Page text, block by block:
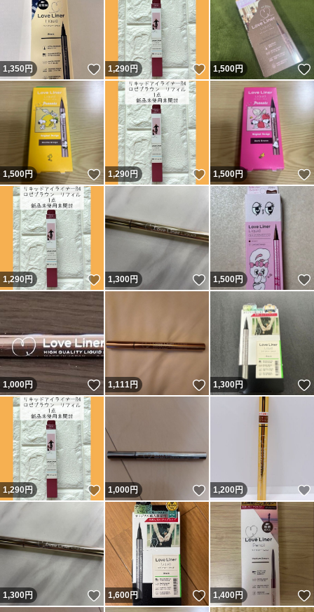
1,350円 いいね！
1,290円 いいね！
1,500円
1,500円 いいね！
1,290円 いいね！
1,500円
1,290円 いいね！
1,300円 いいね！
1,500円
1,000円 いいね！
1,111円 いいね！
1,300円
1,290円 いいね！
1,000円 いいね！
1,200円
1,300円 いいね！
1,600円 いいね！
1,400円